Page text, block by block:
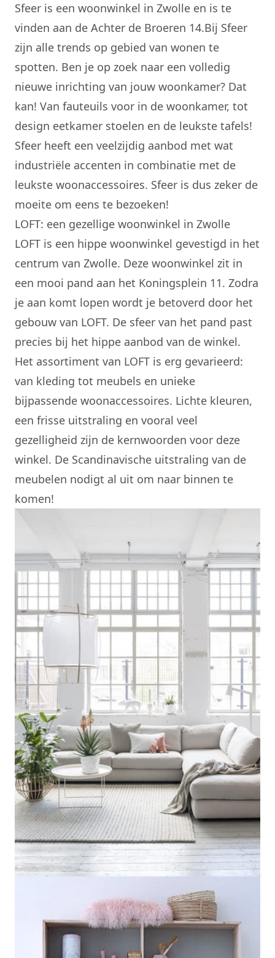
Sfeer is een woonwinkel in Zwolle en is te
vinden aan de Achter de Broeren 14.Bij Sfeer
zijn alle trends op gebied van wonen te
spotten. Ben je op zoek naar een volledig
nieuwe inrichting van jouw woonkamer? Dat
kan! Van fauteuils voor in de woonkamer, tot
design eetkamer stoelen en de leukste tafels!
Sfeer heeft een veelzijdig aanbod met wat
industriële accenten in combinatie met de
leukste woonaccessoires. Sfeer is dus zeker de
moeite om eens te bezoeken!
LOFT: een gezellige woonwinkel in Zwolle
LOFT is een hippe woonwinkel gevestigd in het
centrum van Zwolle. Deze woonwinkel zit in
een mooi pand aan het Koningsplein 11. Zodra
je aan komt lopen wordt je betoverd door het
gebouw van LOFT. De sfeer van het pand past
precies bij het hippe aanbod van de winkel.
Het assortiment van LOFT is erg gevarieerd:
van kleding tot meubels en unieke
bijpassende woonaccessoires. Lichte kleuren,
een frisse uitstraling en vooral veel
gezelligheid zijn de kernwoorden voor deze
winkel. De Scandinavische uitstraling van de
meubelen nodigt al uit om naar binnen te
komen!